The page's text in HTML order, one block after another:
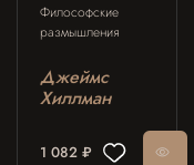
Философские
размышления
Джеймс
Хиллман
1 082 ₽